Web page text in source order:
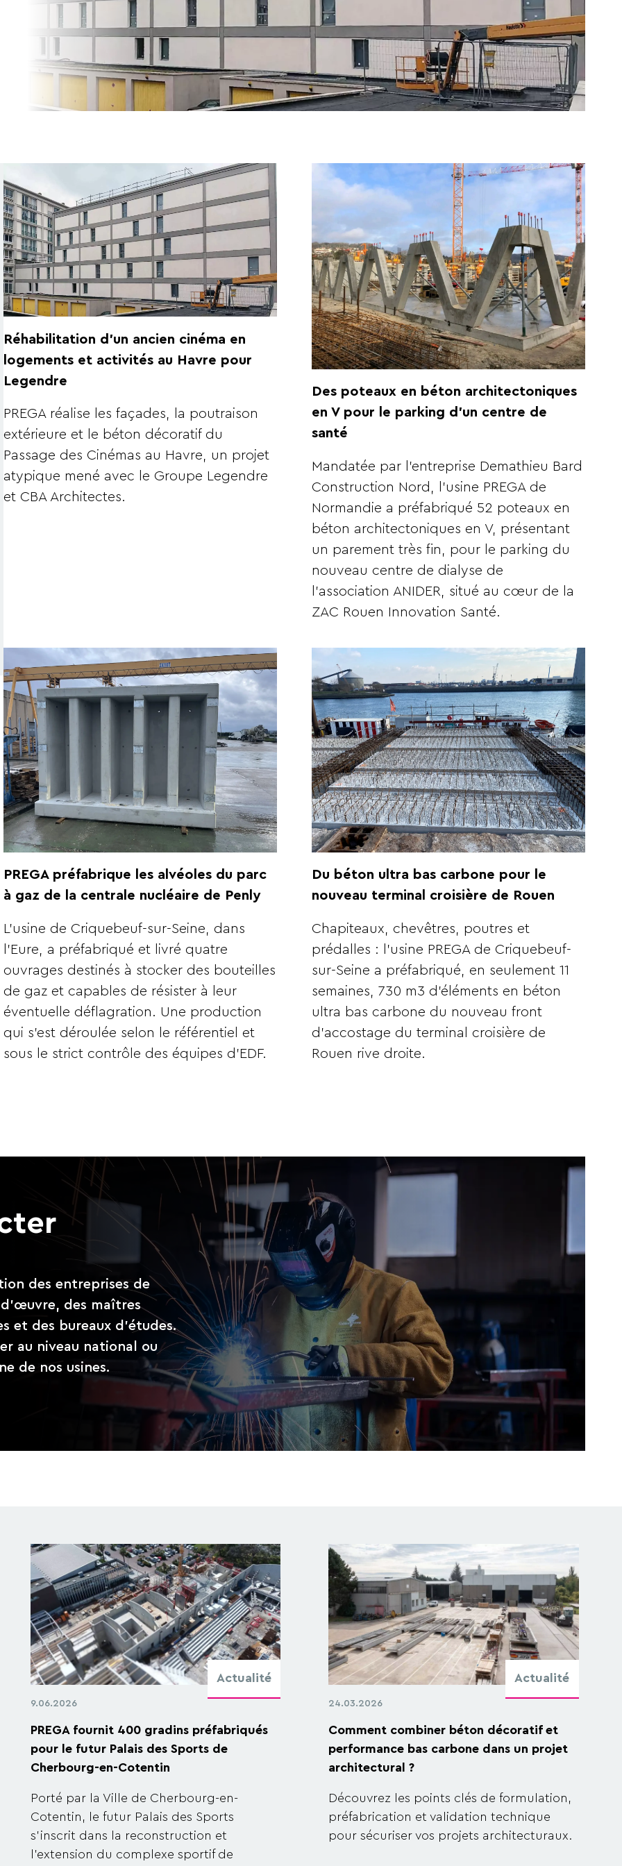
Réhabilitation d’un ancien cinéma en
logements et activités au Havre pour
Legendre
PREGA réalise les façades, la poutraison
extérieure et le béton décoratif du
Passage des Cinémas au Havre, un projet
atypique mené avec le Groupe Legendre
et CBA Architectes.
Des poteaux en béton architectoniques
en V pour le parking d’un centre de
santé
Mandatée par l’entreprise Demathieu Bard
Construction Nord, l’usine PREGA de
Normandie a préfabriqué 52 poteaux en
béton architectoniques en V, présentant
un parement très fin, pour le parking du
nouveau centre de dialyse de
l’association ANIDER, situé au cœur de la
ZAC Rouen Innovation Santé.
PREGA préfabrique les alvéoles du parc
à gaz de la centrale nucléaire de Penly
L’usine de Criquebeuf-sur-Seine, dans
l’Eure, a préfabriqué et livré quatre
ouvrages destinés à stocker des bouteilles
de gaz et capables de résister à leur
éventuelle déflagration. Une production
qui s’est déroulée selon le référentiel et
sous le strict contrôle des équipes d’EDF.
Du béton ultra bas carbone pour le
nouveau terminal croisière de Rouen
Chapiteaux, chevêtres, poutres et
prédalles : l’usine PREGA de Criquebeuf-
sur-Seine a préfabriqué, en seulement 11
semaines, 730 m3 d’éléments en béton
ultra bas carbone du nouveau front
d’accostage du terminal croisière de
Rouen rive droite.
des entreprises de
des maîtres
et des bureaux d’études.
au niveau national ou
de nos usines.
Actualité
9.06.2026
PREGA fournit 400 gradins préfabriqués
pour le futur Palais des Sports de
Cherbourg-en-Cotentin
Porté par la Ville de Cherbourg-en-
Cotentin, le futur Palais des Sports
s’inscrit dans la reconstruction et
l’extension du complexe sportif de
Actualité
24.03.2026
Comment combiner béton décoratif et
performance bas carbone dans un projet
architectural ?
Découvrez les points clés de formulation,
préfabrication et validation technique
pour sécuriser vos projets architecturaux.